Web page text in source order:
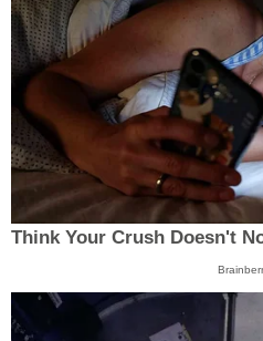
Think Your Crush Doesn't